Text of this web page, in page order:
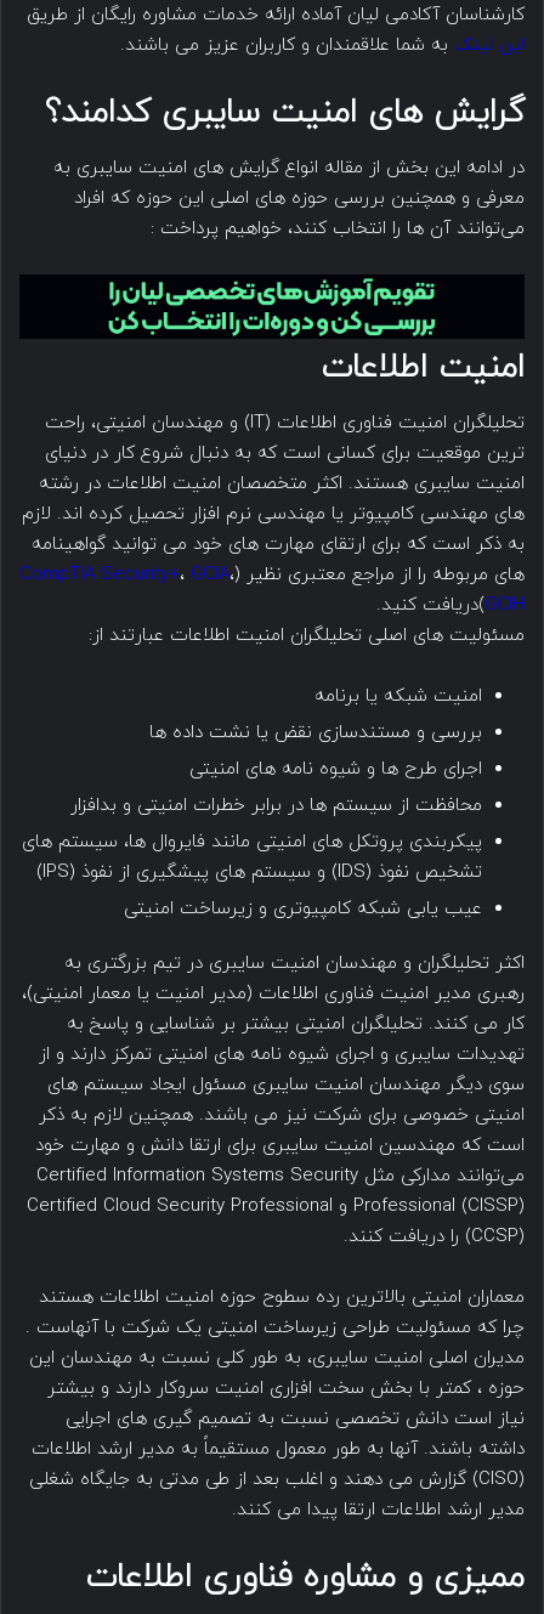
کارشناسان آکادمی لیان آماده ارائه خدمات مشاوره رایگان از طریق
این لینک به شما علاقمندان و کاربران عزیز می باشند.
گرایش های امنیت سایبری کدامند؟
در ادامه این بخش از مقاله انواع گرایش های امنیت سایبری به
معرفی و همچنین بررسی حوزه های اصلی این حوزه که افراد
می‌توانند آن ها را انتخاب کنند، خواهیم پرداخت :
امنیت اطلاعات
تحلیلگران امنیت فناوری اطلاعات (IT) و مهندسان امنیتی، راحت
ترین موقعیت برای کسانی است که به دنبال شروع کار در دنیای
امنیت سایبری هستند. اکثر متخصصان امنیت اطلاعات در رشته
های مهندسی کامپیوتر یا مهندسی نرم افزار تحصیل کرده اند. لازم
به ذکر است که برای ارتقای مهارت های خود می توانید گواهینامه
های مربوطه را از مراجع معتبری نظیر (
CompTIA Security+، GCIA،
GCIH)دریافت کنید.
مسئولیت های اصلی تحلیلگران امنیت اطلاعات عبارتند از:
امنیت شبکه یا برنامه
بررسی و مستندسازی نقض یا نشت داده ها
اجرای طرح ها و شیوه نامه های امنیتی
محافظت از سیستم ها در برابر خطرات امنیتی و بدافزار
پیکربندی پروتکل های امنیتی مانند فایروال ها، سیستم های
تشخیص نفوذ (IDS) و سیستم های پیشگیری از نفوذ (IPS)
عیب یابی شبکه کامپیوتری و زیرساخت امنیتی
اکثر تحلیلگران و مهندسان امنیت سایبری در تیم بزرگتری به
رهبری مدیر امنیت فناوری اطلاعات (مدیر امنیت یا معمار امنیتی)،
کار می کنند. تحلیلگران امنیتی بیشتر بر شناسایی و پاسخ به
تهدیدات سایبری و اجرای شیوه نامه های امنیتی تمرکز دارند و از
سوی دیگر مهندسان امنیت سایبری مسئول ایجاد سیستم های
امنیتی خصوصی برای شرکت نیز می باشند. همچنین لازم به ذکر
است که مهندسین امنیت سایبری برای ارتقا دانش و مهارت خود
می‌توانند مدارکی مثل Certified Information Systems Security
Professional (CISSP) و Certified Cloud Security Professional
(CCSP) را دریافت کنند.
معماران امنیتی بالاترین رده سطوح حوزه امنیت اطلاعات هستند
چرا که مسئولیت طراحی زیرساخت امنیتی یک شرکت با آنهاست .
مدیران اصلی امنیت سایبری، به طور کلی نسبت به مهندسان این
حوزه ، کمتر با بخش سخت افزاری امنیت سروکار دارند و بیشتر
نیاز است دانش تخصصی نسبت به تصمیم گیری های اجرایی
داشته باشند. آنها به طور معمول مستقیماً به مدیر ارشد اطلاعات
(CISO) گزارش می دهند و اغلب بعد از طی مدتی به جایگاه شغلی
مدیر ارشد اطلاعات ارتقا پیدا می کنند.
ممیزی و مشاوره فناوری اطلاعات